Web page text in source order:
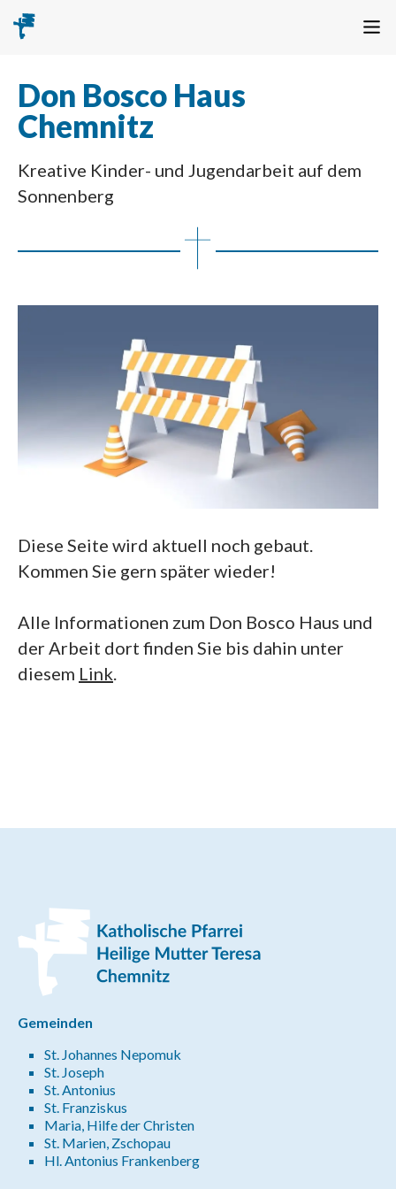
Don Bosco Haus
Chemnitz
Kreative Kinder- und Jugendarbeit auf dem
Sonnenberg
Diese Seite wird aktuell noch gebaut.
Kommen Sie gern später wieder!
Alle Informationen zum Don Bosco Haus und
der Arbeit dort finden Sie bis dahin unter
diesem Link
Gemeinden
St. Johannes Nepomuk
St. Joseph
St. Antonius
St. Franziskus
Maria, Hilfe der Christen
St. Marien, Zschopau
Hl. Antonius Frankenberg